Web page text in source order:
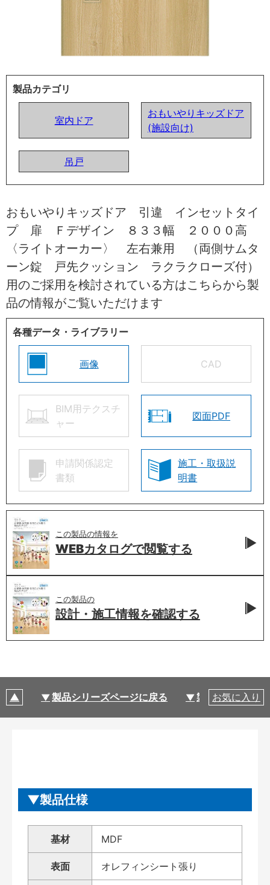
製品カテゴリ
室内ドア
おもいやりキッズドア
(施設向け)
吊戸
おもいやりキッズドア 引違 インセットタイ
プ 扉 Ｆデザイン ８３３幅 ２０００高
〈ライトオーカー〉 左右兼用 （両側サムタ
ーン錠 戸先クッション ラクラクローズ付）
用のご採用を検討されている方はこちらから製
品の情報がご覧いただけます
各種データ・ライブラリー
画像 CAD
BIM用テクスチ
ャー
図面PDF
申請関係認定
書類
施工・取扱説
明書
この製品の情報を
WEBカタログで閲覧する
この製品の
設計・施工情報を確認する
製品シリーズページに戻る 製品仕様
お気に入り
製品仕様
基材 MDF
表面 オレフィンシート張り